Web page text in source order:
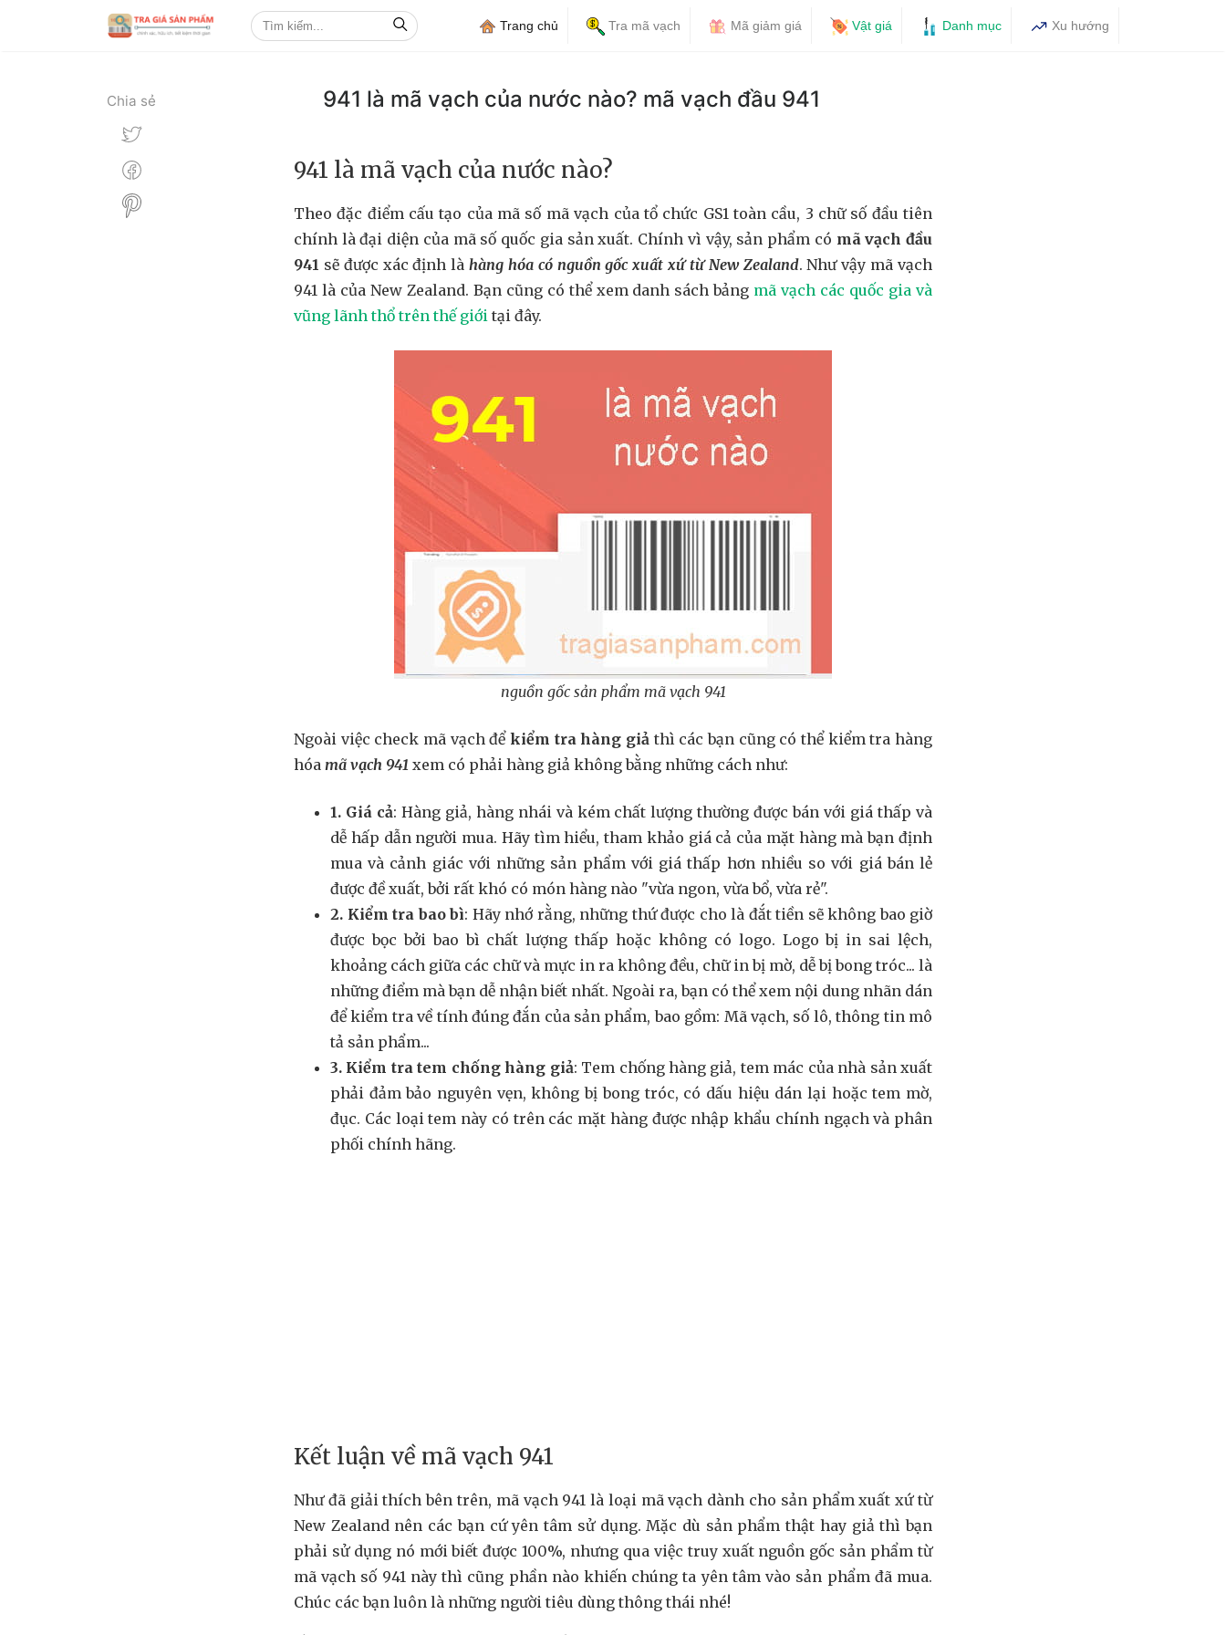
Trang chủ Tra mã vạch Mã giảm giá Vật giá Danh mục Xu hướng
Chia sẻ 941 là mã vạch của nước nào? mã vạch đầu 941
941 là mã vạch của nước nào?
Theo đặc điểm cấu tạo của mã số mã vạch của tổ chức GS1 toàn cầu, 3 chữ số đầu tiên
chính là đại diện của mã số quốc gia sản xuất. Chính vì vậy, sản phẩm có mã vạch đầu
941 sẽ được xác định làhàng hóa có nguồn gốc xuất xứ từ New Zealand. Như vậy mã vạch
941 là của New Zealand. Bạn cũng có thể xem danh sách bảng mã vạch các quốc gia và
vũng lãnh thổ trên thế giới tại đây.
nguồn gốc sản phẩm mã vạch 941
Ngoài việc check mã vạch để kiểm tra hàng giả thì các bạn cũng có thể kiểm tra hàng
hóa mã vạch 941 xem có phải hàng giả không bằng những cách như:
1. Giá cả: Hàng giả, hàng nhái và kém chất lượng thường được bán với giá thấp và
dễ hấp dẫn người mua. Hãy tìm hiểu, tham khảo giá cả của mặt hàng mà bạn định
mua và cảnh giác với những sản phẩm với giá thấp hơn nhiều so với giá bán lẻ
được đề xuất, bởi rất khó có món hàng nào "vừa ngon, vừa bổ, vừa rẻ".
2. Kiểm tra bao bì: Hãy nhớ rằng, những thứ được cho là đắt tiền sẽ không bao giờ
được bọc bởi bao bì chất lượng thấp hoặc không có logo. Logo bị in sai lệch,
khoảng cách giữa các chữ và mực in ra không đều, chữ in bị mờ, dễ bị bong tróc... là
những điểm mà bạn dễ nhận biết nhất. Ngoài ra, bạn có thể xem nội dung nhãn dán
để kiểm tra về tính đúng đắn của sản phẩm, bao gồm: Mã vạch, số lô, thông tin mô
tả sản phẩm...
3. Kiểm tra tem chống hàng giả: Tem chống hàng giả, tem mác của nhà sản xuất
phải đảm bảo nguyên vẹn, không bị bong tróc, có dấu hiệu dán lại hoặc tem mờ,
đục. Các loại tem này có trên các mặt hàng được nhập khẩu chính ngạch và phân
phối chính hãng.
Kết luận về mã vạch 941
Như đã giải thích bên trên, mã vạch 941 là loại mã vạch dành cho sản phẩm xuất xứ từ
New Zealand nên các bạn cứ yên tâm sử dụng. Mặc dù sản phẩm thật hay giả thì bạn
phải sử dụng nó mới biết được 100%, nhưng qua việc truy xuất nguồn gốc sản phẩm từ
mã vạch số 941 này thì cũng phần nào khiến chúng ta yên tâm vào sản phẩm đã mua.
Chúc các bạn luôn là những người tiêu dùng thông thái nhé!